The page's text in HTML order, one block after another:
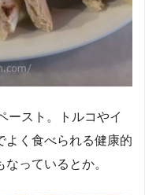
ースト。トルコやイ
よく食べられる健康的
っているとか。